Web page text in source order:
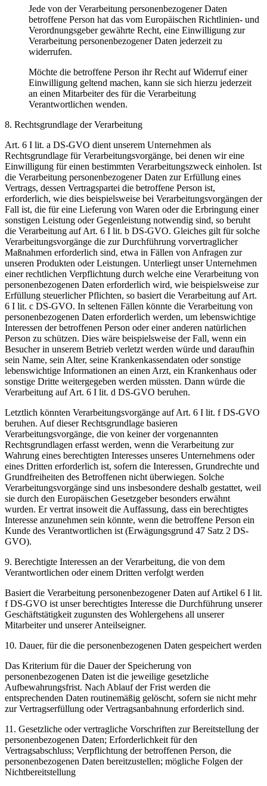
Jede von der Verarbeitung personenbezogener Daten
betroffene Person hat das vom Europäischen Richtlinien- und
Verordnungsgeber gewährte Recht, eine Einwilligung zur
Verarbeitung personenbezogener Daten jederzeit zu
widerrufen.
Möchte die betroffene Person ihr Recht auf Widerruf einer
Einwilligung geltend machen, kann sie sich hierzu jederzeit
an einen Mitarbeiter des für die Verarbeitung
Verantwortlichen wenden.
8. Rechtsgrundlage der Verarbeitung
Art. 6 I lit. a DS-GVO dient unserem Unternehmen als
Rechtsgrundlage für Verarbeitungsvorgänge, bei denen wir eine
Einwilligung für einen bestimmten Verarbeitungszweck einholen. Ist
die Verarbeitung personenbezogener Daten zur Erfüllung eines
Vertrags, dessen Vertragspartei die betroffene Person ist,
erforderlich, wie dies beispielsweise bei Verarbeitungsvorgängen der
Fall ist, die für eine Lieferung von Waren oder die Erbringung einer
sonstigen Leistung oder Gegenleistung notwendig sind, so beruht
die Verarbeitung auf Art. 6 I lit. b DS-GVO. Gleiches gilt für solche
Verarbeitungsvorgänge die zur Durchführung vorvertraglicher
Maßnahmen erforderlich sind, etwa in Fällen von Anfragen zur
unseren Produkten oder Leistungen. Unterliegt unser Unternehmen
einer rechtlichen Verpflichtung durch welche eine Verarbeitung von
personenbezogenen Daten erforderlich wird, wie beispielsweise zur
Erfüllung steuerlicher Pflichten, so basiert die Verarbeitung auf Art.
6 I lit. c DS-GVO. In seltenen Fällen könnte die Verarbeitung von
personenbezogenen Daten erforderlich werden, um lebenswichtige
Interessen der betroffenen Person oder einer anderen natürlichen
Person zu schützen. Dies wäre beispielsweise der Fall, wenn ein
Besucher in unserem Betrieb verletzt werden würde und daraufhin
sein Name, sein Alter, seine Krankenkassendaten oder sonstige
lebenswichtige Informationen an einen Arzt, ein Krankenhaus oder
sonstige Dritte weitergegeben werden müssten. Dann würde die
Verarbeitung auf Art. 6 I lit. d DS-GVO beruhen.
Letztlich könnten Verarbeitungsvorgänge auf Art. 6 I lit. f DS-GVO
beruhen. Auf dieser Rechtsgrundlage basieren
Verarbeitungsvorgänge, die von keiner der vorgenannten
Rechtsgrundlagen erfasst werden, wenn die Verarbeitung zur
Wahrung eines berechtigten Interesses unseres Unternehmens oder
eines Dritten erforderlich ist, sofern die Interessen, Grundrechte und
Grundfreiheiten des Betroffenen nicht überwiegen. Solche
Verarbeitungsvorgänge sind uns insbesondere deshalb gestattet, weil
sie durch den Europäischen Gesetzgeber besonders erwähnt
wurden. Er vertrat insoweit die Auffassung, dass ein berechtigtes
Interesse anzunehmen sein könnte, wenn die betroffene Person ein
Kunde des Verantwortlichen ist (Erwägungsgrund 47 Satz 2 DS-
GVO).
9. Berechtigte Interessen an der Verarbeitung, die von dem
Verantwortlichen oder einem Dritten verfolgt werden
Basiert die Verarbeitung personenbezogener Daten auf Artikel 6 I lit.
f DS-GVO ist unser berechtigtes Interesse die Durchführung unserer
Geschäftstätigkeit zugunsten des Wohlergehens all unserer
Mitarbeiter und unserer Anteilseigner.
10. Dauer, für die die personenbezogenen Daten gespeichert werden
Das Kriterium für die Dauer der Speicherung von
personenbezogenen Daten ist die jeweilige gesetzliche
Aufbewahrungsfrist. Nach Ablauf der Frist werden die
entsprechenden Daten routinemäßig gelöscht, sofern sie nicht mehr
zur Vertragserfüllung oder Vertragsanbahnung erforderlich sind.
11. Gesetzliche oder vertragliche Vorschriften zur Bereitstellung der
personenbezogenen Daten; Erforderlichkeit für den
Vertragsabschluss; Verpflichtung der betroffenen Person, die
personenbezogenen Daten bereitzustellen; mögliche Folgen der
Nichtbereitstellung